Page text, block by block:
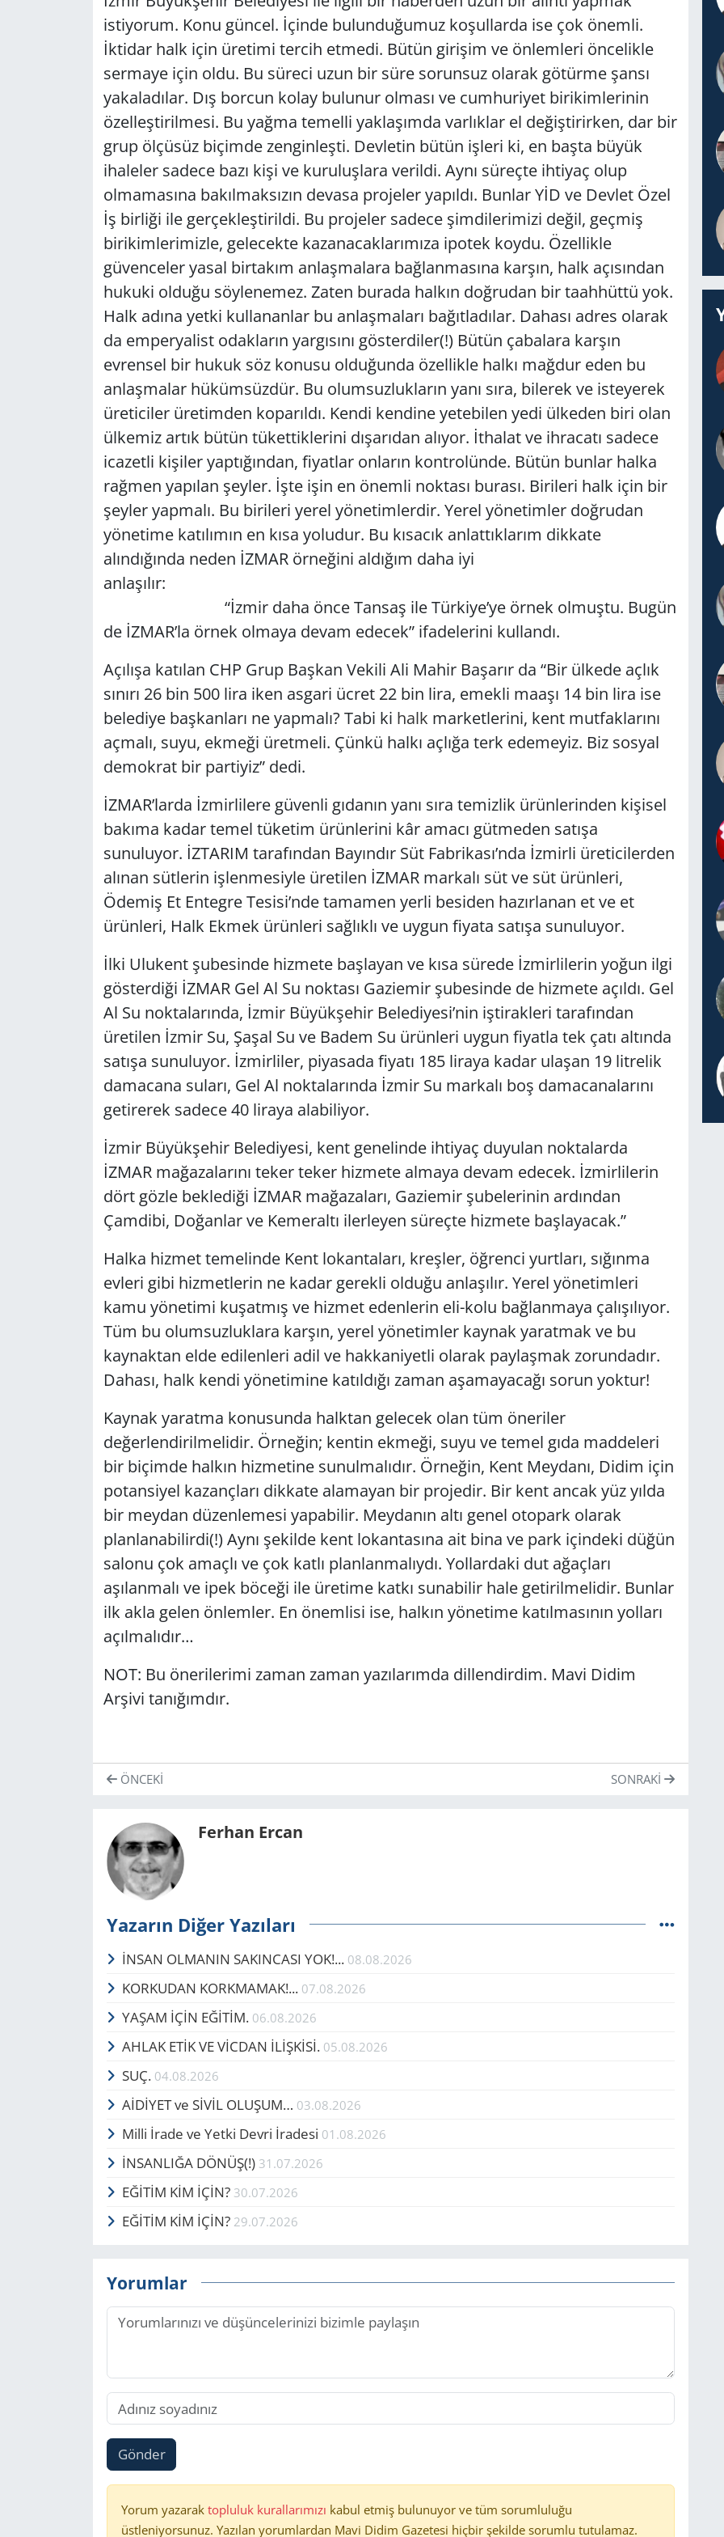
istiyorum. Konu güncel. İçinde bulunduğumuz koşullarda ise çok önemli.
İktidar halk için üretimi tercih etmedi. Bütün girişim ve önlemleri öncelikle
sermaye için oldu. Bu süreci uzun bir süre sorunsuz olarak götürme şansı
yakaladılar. Dış borcun kolay bulunur olması ve cumhuriyet birikimlerinin
özelleştirilmesi. Bu yağma temelli yaklaşımda varlıklar el değiştirirken, dar bir
grup ölçüsüz biçimde zenginleşti. Devletin bütün işleri ki, en başta büyük
ihaleler sadece bazı kişi ve kuruluşlara verildi. Aynı süreçte ihtiyaç olup
olmamasına bakılmaksızın devasa projeler yapıldı. Bunlar YİD ve Devlet Özel
İş birliği ile gerçekleştirildi. Bu projeler sadece şimdilerimizi değil, geçmiş
birikimlerimizle, gelecekte kazanacaklarımıza ipotek koydu. Özellikle
güvenceler yasal birtakım anlaşmalara bağlanmasına karşın, halk açısından
hukuki olduğu söylenemez. Zaten burada halkın doğrudan bir taahhüttü yok.
Halk adına yetki kullananlar bu anlaşmaları bağıtladılar. Dahası adres olarak
da emperyalist odakların yargısını gösterdiler(!) Bütün çabalara karşın
evrensel bir hukuk söz konusu olduğunda özellikle halkı mağdur eden bu
anlaşmalar hükümsüzdür. Bu olumsuzlukların yanı sıra, bilerek ve isteyerek
üreticiler üretimden koparıldı. Kendi kendine yetebilen yedi ülkeden biri olan
ülkemiz artık bütün tükettiklerini dışarıdan alıyor. İthalat ve ihracatı sadece
icazetli kişiler yaptığından, fiyatlar onların kontrolünde. Bütün bunlar halka
rağmen yapılan şeyler. İşte işin en önemli noktası burası. Birileri halk için bir
şeyler yapmalı. Bu birileri yerel yönetimlerdir. Yerel yönetimler doğrudan
yönetime katılımın en kısa yoludur. Bu kısacık anlattıklarım dikkate
alındığında neden İZMAR örneğini aldığım daha iyi
anlaşılır:
“İzmir daha önce Tansaş ile Türkiye’ye örnek olmuştu. Bugün
de İZMAR’la örnek olmaya devam edecek” ifadelerini kullandı.
Açılışa katılan CHP Grup Başkan Vekili Ali Mahir Başarır da “Bir ülkede açlık
sınırı 26 bin 500 lira iken asgari ücret 22 bin lira, emekli maaşı 14 bin lira ise
belediye başkanları ne yapmalı? Tabi ki halk marketlerini, kent mutfaklarını
açmalı, suyu, ekmeği üretmeli. Çünkü halkı açlığa terk edemeyiz. Biz sosyal
demokrat bir partiyiz” dedi.
İZMAR’larda İzmirlilere güvenli gıdanın yanı sıra temizlik ürünlerinden kişisel
bakıma kadar temel tüketim ürünlerini kâr amacı gütmeden satışa
sunuluyor. İZTARIM tarafından Bayındır Süt Fabrikası’nda İzmirli üreticilerden
alınan sütlerin işlenmesiyle üretilen İZMAR markalı süt ve süt ürünleri,
Ödemiş Et Entegre Tesisi’nde tamamen yerli besiden hazırlanan et ve et
ürünleri, Halk Ekmek ürünleri sağlıklı ve uygun fiyata satışa sunuluyor.
İlki Ulukent şubesinde hizmete başlayan ve kısa sürede İzmirlilerin yoğun ilgi
gösterdiği İZMAR Gel Al Su noktası Gaziemir şubesinde de hizmete açıldı. Gel
Al Su noktalarında, İzmir Büyükşehir Belediyesi’nin iştirakleri tarafından
üretilen İzmir Su, Şaşal Su ve Badem Su ürünleri uygun fiyatla tek çatı altında
satışa sunuluyor. İzmirliler, piyasada fiyatı 185 liraya kadar ulaşan 19 litrelik
damacana suları, Gel Al noktalarında İzmir Su markalı boş damacanalarını
getirerek sadece 40 liraya alabiliyor.
İzmir Büyükşehir Belediyesi, kent genelinde ihtiyaç duyulan noktalarda
İZMAR mağazalarını teker teker hizmete almaya devam edecek. İzmirlilerin
dört gözle beklediği İZMAR mağazaları, Gaziemir şubelerinin ardından
Çamdibi, Doğanlar ve Kemeraltı ilerleyen süreçte hizmete başlayacak.”
Halka hizmet temelinde Kent lokantaları, kreşler, öğrenci yurtları, sığınma
evleri gibi hizmetlerin ne kadar gerekli olduğu anlaşılır. Yerel yönetimleri
kamu yönetimi kuşatmış ve hizmet edenlerin eli-kolu bağlanmaya çalışılıyor.
Tüm bu olumsuzluklara karşın, yerel yönetimler kaynak yaratmak ve bu
kaynaktan elde edilenleri adil ve hakkaniyetli olarak paylaşmak zorundadır.
Dahası, halk kendi yönetimine katıldığı zaman aşamayacağı sorun yoktur!
Kaynak yaratma konusunda halktan gelecek olan tüm öneriler
değerlendirilmelidir. Örneğin; kentin ekmeği, suyu ve temel gıda maddeleri
bir biçimde halkın hizmetine sunulmalıdır. Örneğin, Kent Meydanı, Didim için
potansiyel kazançları dikkate alamayan bir projedir. Bir kent ancak yüz yılda
bir meydan düzenlemesi yapabilir. Meydanın altı genel otopark olarak
planlanabilirdi(!) Aynı şekilde kent lokantasına ait bina ve park içindeki düğün
salonu çok amaçlı ve çok katlı planlanmalıydı. Yollardaki dut ağaçları
aşılanmalı ve ipek böceği ile üretime katkı sunabilir hale getirilmelidir. Bunlar
ilk akla gelen önlemler. En önemlisi ise, halkın yönetime katılmasının yolları
açılmalıdır…
NOT: Bu önerilerimi zaman zaman yazılarımda dillendirdim. Mavi Didim
Arşivi tanığımdır.
ÖNCEKI SONRAKI
Ferhan Ercan
Yazarın Diğer Yazıları
İNSAN OLMANIN SAKINCASI YOK!... 08.08.2026
KORKUDAN KORKMAMAK!... 07.08.2026
YAŞAM İÇİN EĞİTİM. 06.08.2026
AHLAK ETİK VE VİCDAN İLİŞKİSİ. 05.08.2026
SUÇ. 04.08.2026
AİDİYET ve SİVİL OLUŞUM… 03.08.2026
Milli İrade ve Yetki Devri İradesi 01.08.2026
İNSANLIĞA DÖNÜŞ(!) 31.07.2026
EĞİTİM KİM İÇİN? 30.07.2026
EĞİTİM KİM İÇİN? 29.07.2026
Yorumlar
Gönder
Yorum yazarak topluluk kurallarımızı kabul etmiş bulunuyor ve tüm sorumluluğu
üstleniyorsunuz. Yazılan yorumlardan Mavi Didim Gazetesi hiçbir şekilde sorumlu tutulamaz.
GÜNDEM
HABERDE İNSAN
KÜLTÜR SANAT
MAGAZİN
POLİTİKA
RESMİ İLANLAR